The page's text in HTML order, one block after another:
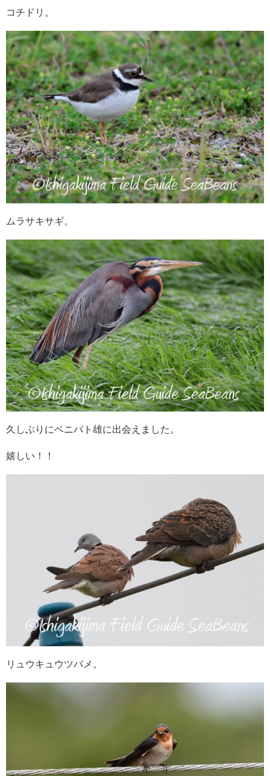
コチドリ。
ムラサキサギ。
久しぶりにベニバト雄に出会えました。
嬉しい！！
リュウキュウツバメ。